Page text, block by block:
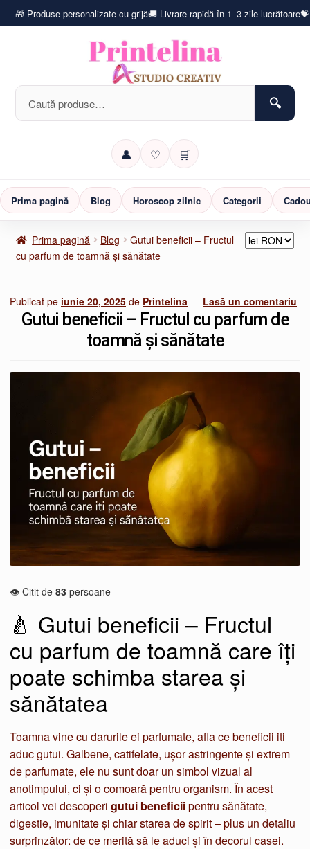
🎁 Produse personalizate cu grijă🚚 Livrare rapidă în 1–3 zile lucrătoare
Caută
după:
👤 ♡ 🛒
Prima pagină Blog Horoscop zilnic Categorii
Prima pagină Blog
Gutui beneficii – Fructul
cu parfum de toamnă și sănătate
Publicat pe iunie 20, 2025 de Printelina — Lasă un comentariu
Gutui beneficii – Fructul cu parfum de
toamnă și sănătate
👁️ Citit de 83 persoane
🍐 Gutui beneficii – Fructul
cu parfum de toamnă care îți
poate schimba starea și
sănătatea
Toamna vine cu darurile ei parfumate, afla ce beneficii iti
aduc gutui. Galbene, catifelate, ușor astringente și extrem
de parfumate, ele nu sunt doar un simbol vizual al
anotimpului, ci și o comoară pentru organism. În acest
articol vei descoperi gutui beneficiipentru sănătate,
digestie, imunitate și chiar starea de spirit – plus un detaliu
surprinzător: de ce merită să le aduci și în decorul casei.